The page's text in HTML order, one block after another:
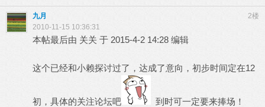
2楼
九月
2010-11-15 10:36:31
本帖最后由 关关 于 2015-4-2 14:28 编辑
这个已经和小赖探讨过了，达成了意向，初步时间定在12
初，具体的关注论坛吧 到时可一定要来捧场！